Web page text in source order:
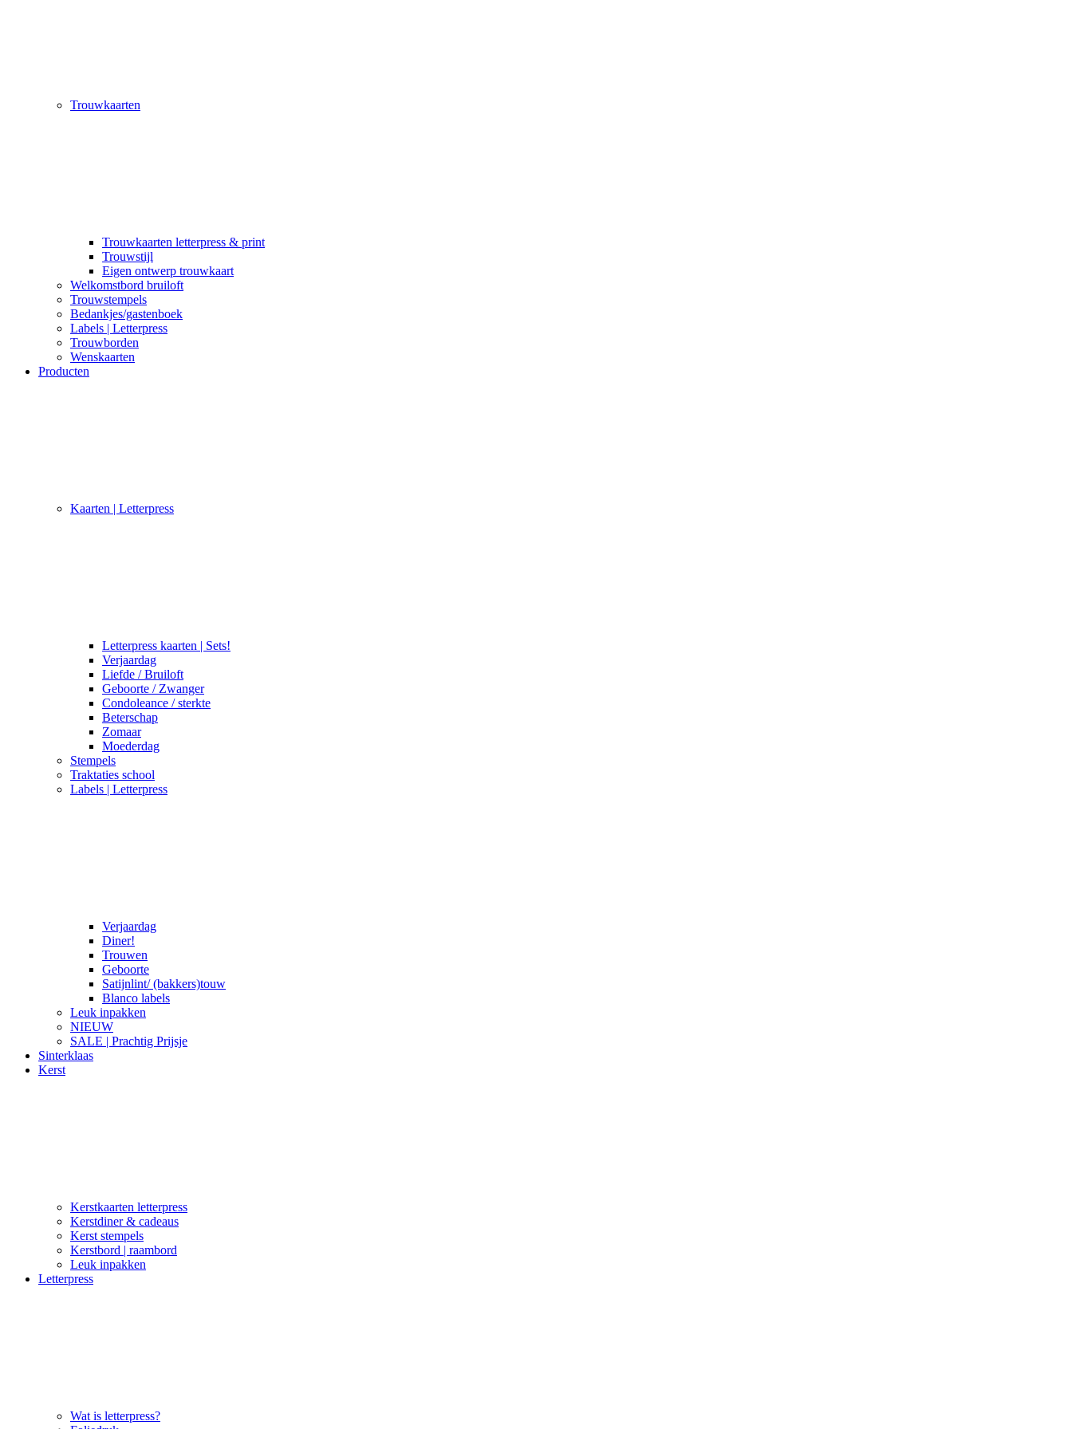
Trouwkaarten
Trouwkaarten letterpress & print
Trouwstijl
Eigen ontwerp trouwkaart
Welkomstbord bruiloft
Trouwstempels
Bedankjes/gastenboek
Labels | Letterpress
Trouwborden
Wenskaarten
Producten
Kaarten | Letterpress
Letterpress kaarten | Sets!
Verjaardag
Liefde / Bruiloft
Geboorte / Zwanger
Condoleance / sterkte
Beterschap
Zomaar
Moederdag
Stempels
Traktaties school
Labels | Letterpress
Verjaardag
Diner!
Trouwen
Geboorte
Satijnlint/ (bakkers)touw
Blanco labels
Leuk inpakken
NIEUW
SALE | Prachtig Prijsje
Sinterklaas
Kerst
Kerstkaarten letterpress
Kerstdiner & cadeaus
Kerst stempels
Kerstbord | raambord
Leuk inpakken
Letterpress
Wat is letterpress?